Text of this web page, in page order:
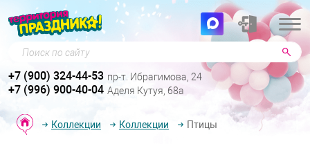
Поиск по сайту
+7 (900) 324-44-53 пр-т. Ибрагимова, 24
+7 (996) 900-40-04 Аделя Кутуя, 68а
Коллекции Коллекции Птицы